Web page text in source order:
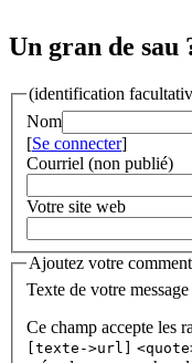
Un gran de sau
(identification
Nom
[Se connecter]
Courriel (non publié)
Votre site web
Ajoutez votre
Texte de votre message
Ce champ accepte les
[texte->url]